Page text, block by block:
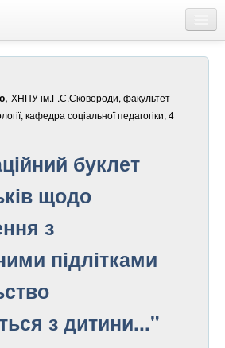
, ХНПУ ім.Г.С.Сковороди, факультет
кафедра соціальної педагогіки, 4
буклет
щодо
з
підлітками
з дитини..."